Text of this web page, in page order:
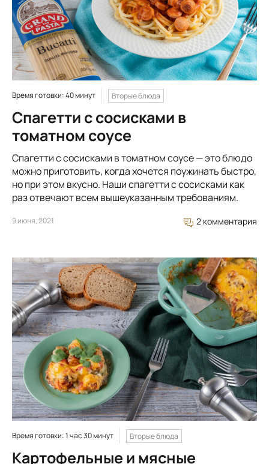
Время готовки: 40 минут Вторые блюда
Спагетти с сосисками в
томатном соусе
Спагетти с сосисками в томатном соусе — это блюдо
можно приготовить, когда хочется поужинать быстро,
но при этом вкусно. Наши спагетти с сосисками как
раз отвечают всем вышеуказанным требованиям.
9 июня, 2021 2 комментария
Время готовки: 1 час 30 минут Вторые блюда
Картофельные и мясные